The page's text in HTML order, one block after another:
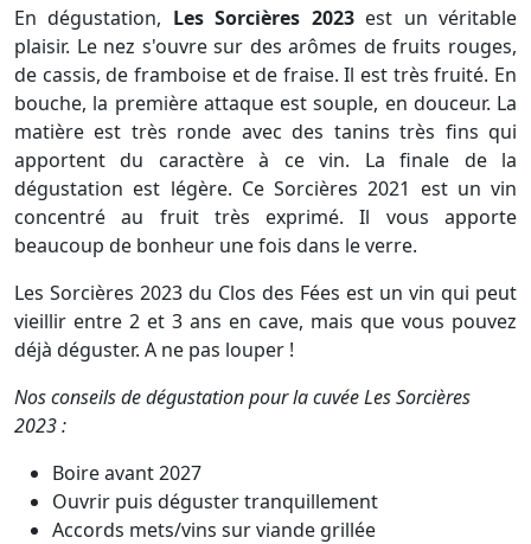
En dégustation, Les Sorcières 2023est un véritable
plaisir. Le nez s'ouvre sur des arômes de fruits rouges,
de cassis, de framboise et de fraise. Il est très fruité. En
bouche, la première attaque est souple, en douceur. La
matière est très ronde avec des tanins très fins qui
apportent du caractère à ce vin. La finale de la
dégustation est légère. Ce Sorcières 2021 est un vin
concentré au fruit très exprimé. Il vous apporte
beaucoup de bonheur une fois dans le verre.
Les Sorcières 2023 du Clos des Fées est un vin qui peut
vieillir entre 2 et 3 ans en cave, mais que vous pouvez
déjà déguster. A ne pas louper !
Nos conseils de dégustation pour la cuvée Les Sorcières
2023 :
Boire avant 2027
Ouvrir puis déguster tranquillement
Accords mets/vins sur viande grillée